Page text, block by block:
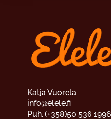
Katja Vuorela
info@elele.fi
Puh. (+358)50 536 1996